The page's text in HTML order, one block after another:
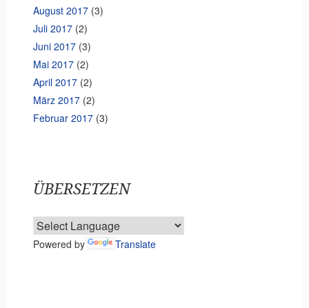
August 2017(3)
Juli 2017(2)
Juni 2017(3)
Mai 2017(2)
April 2017(2)
März 2017(2)
Februar 2017(3)
ÜBERSETZEN
Powered by Translate